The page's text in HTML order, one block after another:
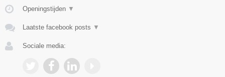
Openingstijden ▼
Laatste facebook posts ▼
Sociale media: